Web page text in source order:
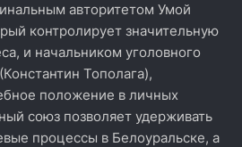
авторитетом Умой
контролирует значительную
и начальником уголовного
Тополага),
положение в личных
союз позволяет удерживать
процессы в Белоуральске, а